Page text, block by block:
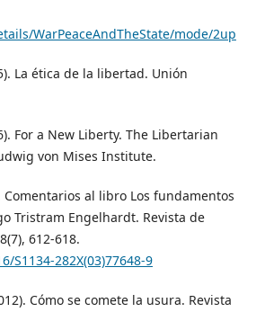
WarPeaceAndTheState/mode/2up
La ética de la libertad. Unión
For a New Liberty. The Libertarian
von Mises Institute.
Comentarios al libro Los fundamentos
Tristram Engelhardt. Revista de
612-618.
S1134-282X(03)77648-9
Cómo se comete la usura. Revista